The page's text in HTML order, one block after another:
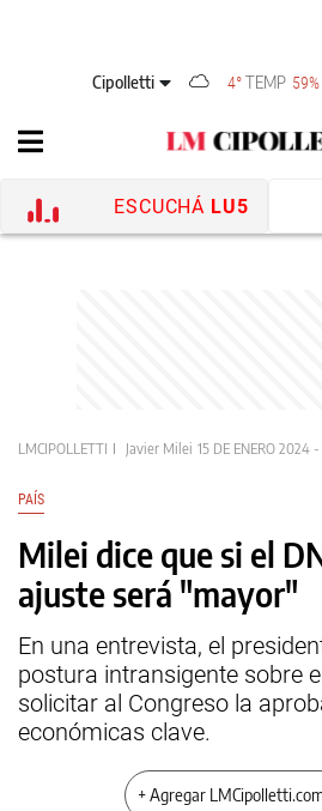
Cipolletti 4° TEMP 59%
ESCUCHÁ LU5
LMCIPOLLETTI Javier Milei 15 DE ENERO 2024
PAÍS
Milei dice que si el
ajuste será "mayor"
En una entrevista, el
postura intransigente sobre
solicitar al Congreso la
económicas clave.
+ Agregar